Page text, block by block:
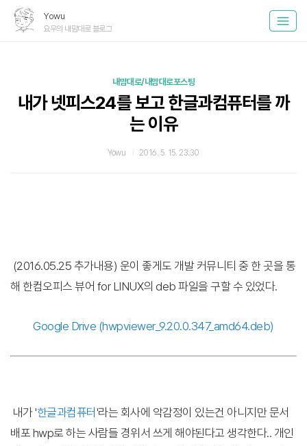
Yowu
요우의 내맘대로 블로그
내맘대로/내맘대로포스팅
내가 넷피스24를 보고 한글과컴퓨터를 까
는 이유
Yowu 2016. 5. 15. 23:30
(2016.05.25 추가내용) 운이 좋게도 개발 커뮤니티 중 한 곳을 통
해 한컴오피스 뷰어 for LINUX의 deb 파일을 구할 수 있었다.
Google Drive (hwpviewer_9.20.0.347_amd64.deb)
내가 '한글과컴퓨터 '라는 회사에 악감정이 있는건 아니지만 문서
배포 hwp로 하는 사람들 경위서 쓰게 해야된다고 생각한다.. 개인